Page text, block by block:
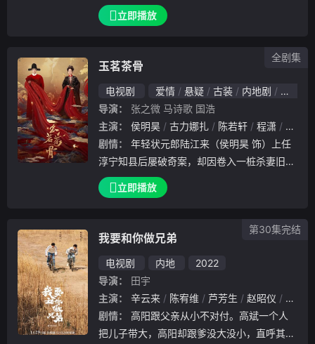
。她究竟是消失的爱人还是另有所图，他究竟
是爱她还是要将她绞杀，且看。
立即播放
玉茗茶骨
电视剧 爱情 悬疑 古装 内地剧
内地
导演：
张之微 马诗歌 国浩
主演：
侯明昊 古力娜扎 陈若轩 程潇
赵弈钦
剧情：
淳宁知县后屡破奇案，却因卷入一桩杀妻旧案
，从官场新星沦落至绝境。濒死之际，幸得茶
王之女荣善宝（娜扎 饰）搭救。两人联手整
佳话。
立即播放
全剧集
我要和你做兄弟
电视剧 内地
2022
导演：
田宇
主演：
辛云来 陈宥维 芦芳生 赵昭仪
刘津言
剧情：
把儿子带大，高阳却跟爹没大没小，直呼其名
第30集完结